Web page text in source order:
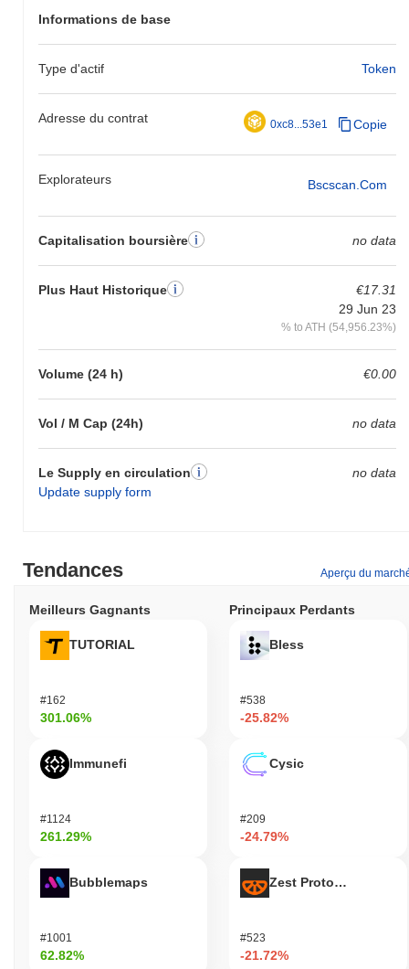
Informations de base
Type d'actif Token
Adresse du contrat 0xc8...53e1 Copie
Explorateurs Bscscan.com
Capitalisation boursière no data
Plus Haut Historique
€17.31
29 Jun 23
% to ATH (54,956.23%)
Volume (24 h) €0.00
Vol / M Cap (24h) no data
Le Supply en circulation
Update supply form
no data
Tendances Aperçu du
Meilleurs Gagnants
TUTORIAL
#162
301.06%
Immunefi
#1124
261.29%
Bubblemaps
#1001
62.82%
Principaux Perdants
Bless
#538
-25.82%
Cysic
#209
-24.79%
Zest Protocol
#523
-21.72%